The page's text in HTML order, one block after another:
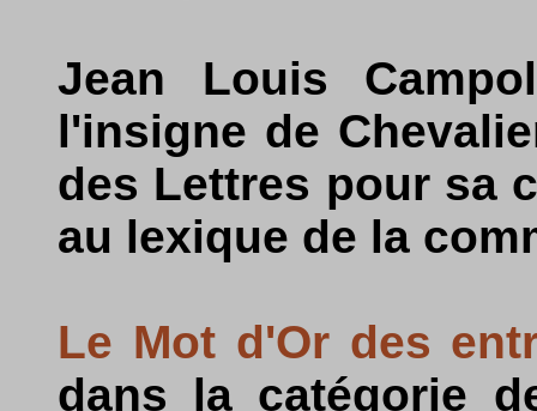
Jean Louis
l'insigne de
des Lettres pour sa
au lexique de la
Le Mot d'Or des
dans la catégorie